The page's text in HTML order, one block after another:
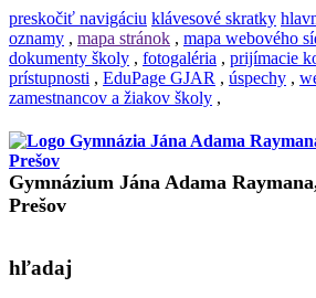
preskočiť navigáciu klávesové skratky
oznamy , mapa stránok , mapa webového
dokumenty školy , fotogaléria , prijímacie
prístupnosti , EduPage GJAR , úspechy ,
zamestnancov a žiakov školy ,
Gymnázium Jána Adama
Prešov
hľadaj